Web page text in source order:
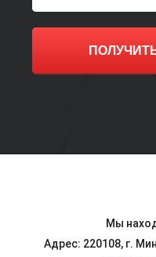
Мы
Адрес: 220108, г.